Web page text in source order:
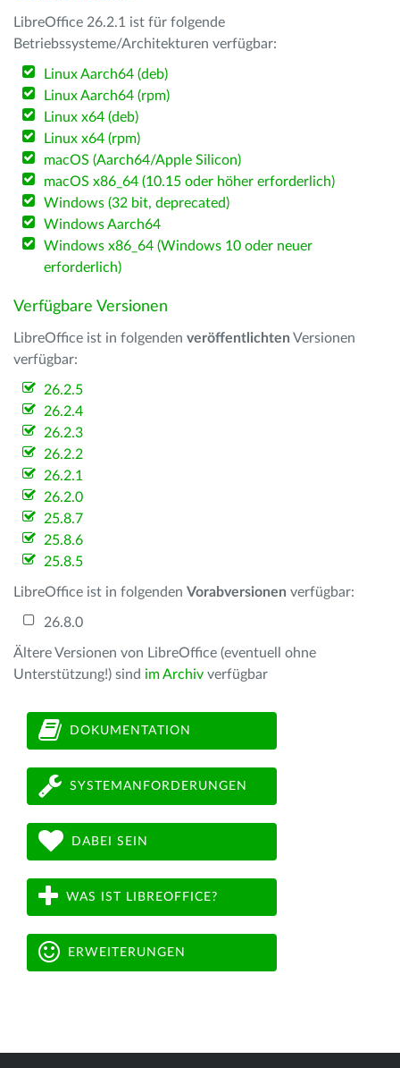
LibreOffice 26.2.1 ist für folgende
Betriebssysteme/Architekturen verfügbar:
Linux Aarch64 (deb)
Linux Aarch64 (rpm)
Linux x64 (deb)
Linux x64 (rpm)
macOS (Aarch64/Apple Silicon)
macOS x86_64 (10.15 oder höher erforderlich)
Windows (32 bit, deprecated)
Windows Aarch64
Windows x86_64 (Windows 10 oder neuer
erforderlich)
Verfügbare Versionen
LibreOffice ist in folgenden veröffentlichten Versionen
verfügbar:
26.2.5
26.2.4
26.2.3
26.2.2
26.2.1
26.2.0
25.8.7
25.8.6
25.8.5
LibreOffice ist in folgenden Vorabversionen verfügbar:
26.8.0
Ältere Versionen von LibreOffice (eventuell ohne
Unterstützung!) sind im Archiv verfügbar
DOKUMENTATION
SYSTEMANFORDERUNGEN
DABEI SEIN
WAS IST LIBREOFFICE?
ERWEITERUNGEN